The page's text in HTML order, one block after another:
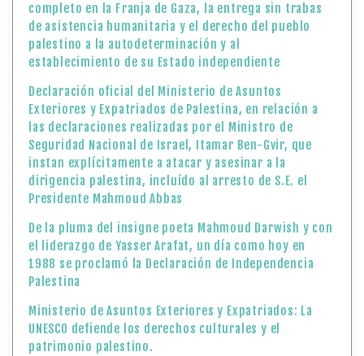
completo en la Franja de Gaza, la entrega sin trabas
de asistencia humanitaria y el derecho del pueblo
palestino a la autodeterminación y al
establecimiento de su Estado independiente
Declaración oficial del Ministerio de Asuntos
Exteriores y Expatriados de Palestina, en relación a
las declaraciones realizadas por el Ministro de
Seguridad Nacional de Israel, Itamar Ben-Gvir, que
instan explícitamente a atacar y asesinar a la
dirigencia palestina, incluído al arresto de S.E. el
Presidente Mahmoud Abbas
De la pluma del insigne poeta Mahmoud Darwish y con
el liderazgo de Yasser Arafat, un día como hoy en
1988 se proclamó la Declaración de Independencia
Palestina
Ministerio de Asuntos Exteriores y Expatriados: La
UNESCO defiende los derechos culturales y el
patrimonio palestino.